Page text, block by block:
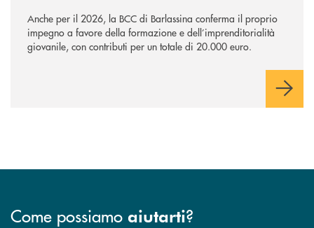
Anche per il 2026, la BCC di Barlassina conferma il proprio
impegno a favore della formazione e dell’imprenditorialità
giovanile, con contributi per un totale di 20.000 euro.
Come possiamo aiutarti?